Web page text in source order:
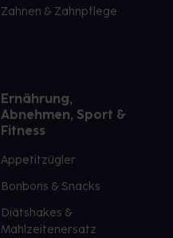
Zahnen & Zahnpflege
Ernährung,
Abnehmen, Sport &
Fitness
Appetitzügler
Bonbons & Snacks
Diätshakes &
Mahlzeitenersatz